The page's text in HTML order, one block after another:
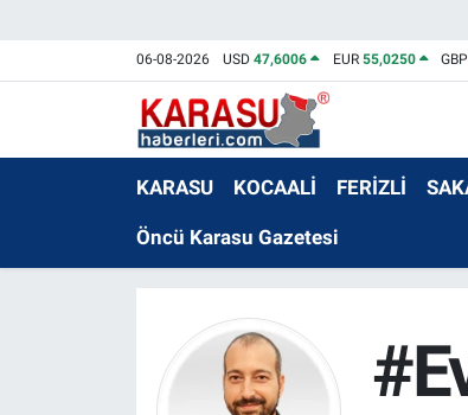
06-08-2026 USD47,6006 EUR 55,0250
KARASU KOCAALİ FERİZLİ
Öncü Karasu Gazetesi